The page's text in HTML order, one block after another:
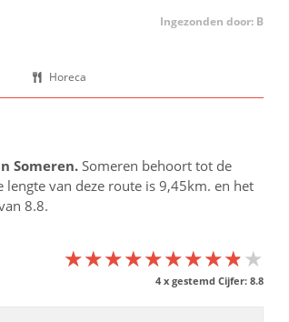
Ingezonden door: B
Horeca
Someren. Someren behoort tot de
lengte van deze route is 9,45km. en het
8.8.
★★★★★★★★★★
★★★★★★★★★★
★★★★★★★★★★
4x gestemd Cijfer: 8.8